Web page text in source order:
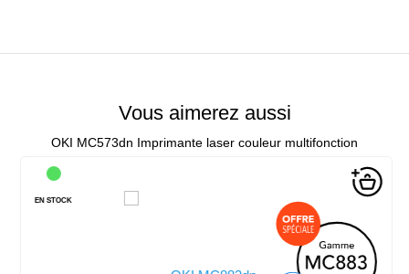
Vous aimerez aussi
OKI MC573dn Imprimante laser couleur multifonction
EN STOCK